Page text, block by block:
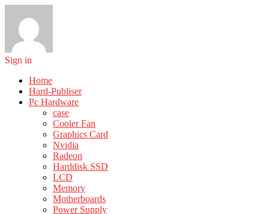
Sign in
Home
Hard-Publiser
Pc Hardware
case
Cooler Fan
Graphics Card
Nvidia
Radeon
Harddisk SSD
LCD
Memory
Motherboards
Power Supply